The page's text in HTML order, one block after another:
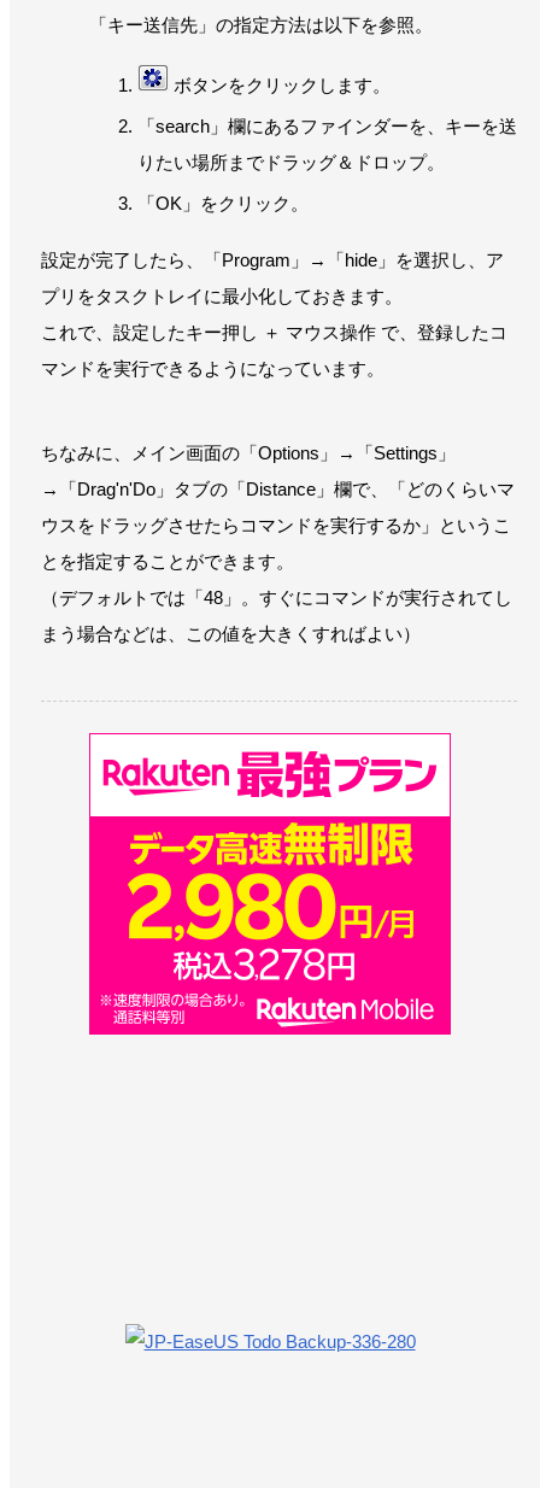
「キー送信先」の指定方法は以下を参照。
ボタンをクリックします。
「search」欄にあるファインダーを、キーを送
りたい場所までドラッグ＆ドロップ。
「OK」をクリック。
設定が完了したら、「Program」→「hide」を選択し、ア
プリをタスクトレイに最小化しておきます。
これで、設定したキー押し ＋ マウス操作 で、登録したコ
マンドを実行できるようになっています。
ちなみに、メイン画面の「Options」→「Settings」
→「Drag'n'Do」タブの「Distance」欄で、「どのくらいマ
ウスをドラッグさせたらコマンドを実行するか」というこ
とを指定することができます。
（デフォルトでは「48」。すぐにコマンドが実行されてし
まう場合などは、この値を大きくすればよい）